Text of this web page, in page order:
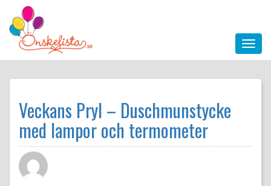
Veckans Pryl – Duschmunstycke
med lampor och termometer